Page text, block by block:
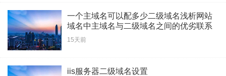
一个主域名可以配多少二级域名浅析网站
域名中主域名与二级域名之间的优劣联系
15天前
iis服务器二级域名设置